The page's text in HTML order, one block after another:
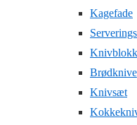
Kagefade
Brødknive
Knivsæt